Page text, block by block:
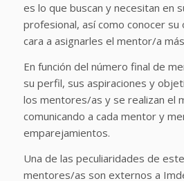
es lo que buscan y necesitan en
profesional, así como conocer
cara a asignarles el mentor/a
En función del número final de
su perfil, sus aspiraciones y
los mentores/as y se realizan el
comunicando a cada mentor y
emparejamientos.
Una de las peculiaridades de
mentores/as son externos a